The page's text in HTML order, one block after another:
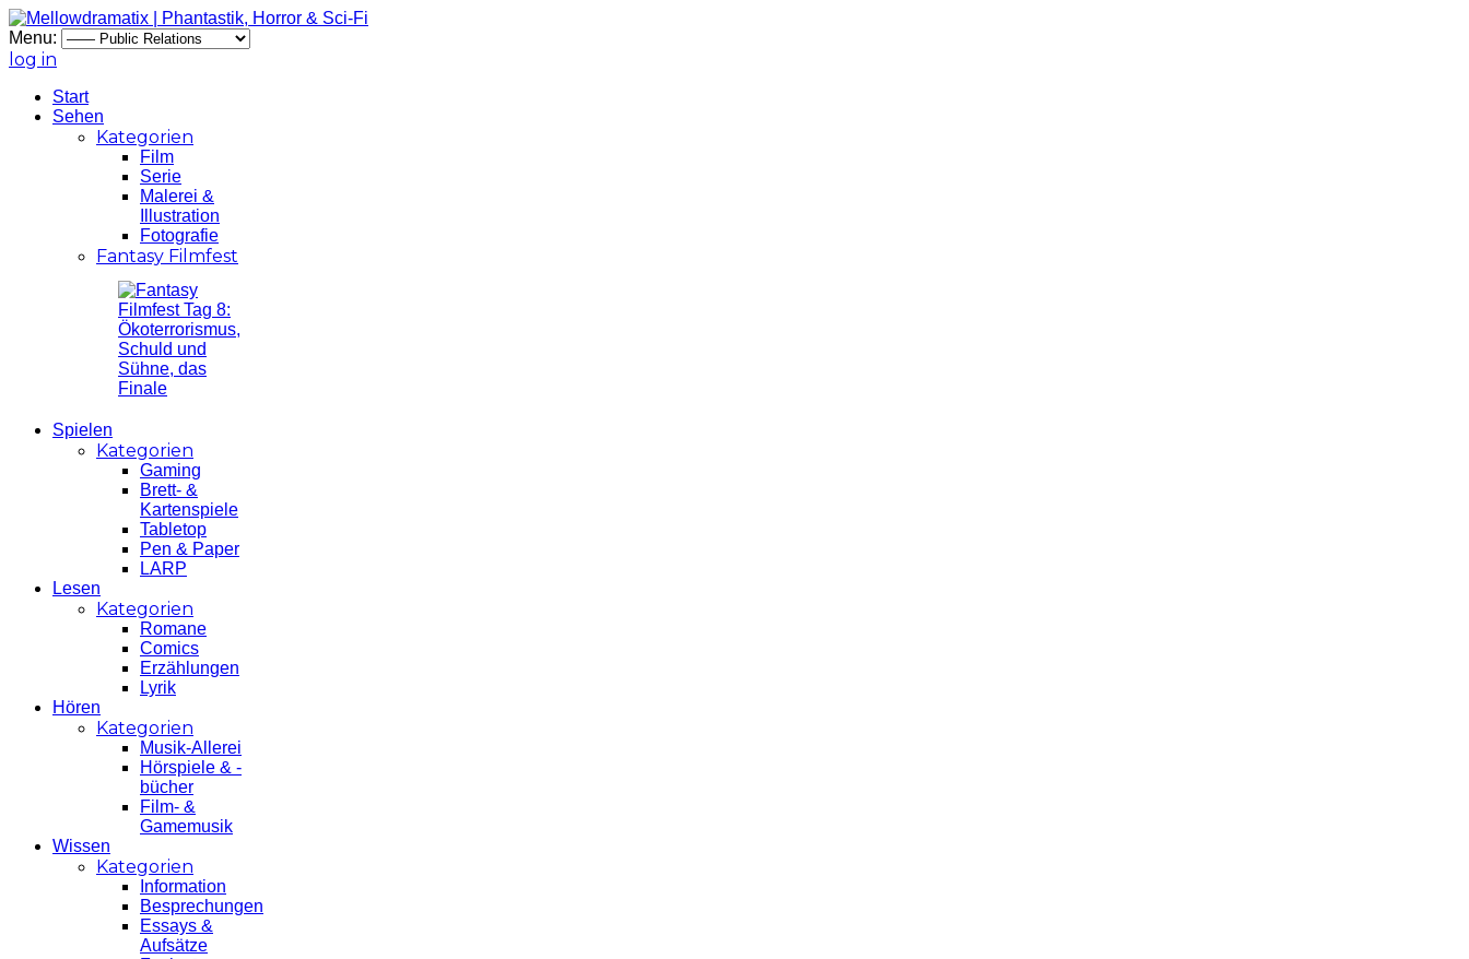
Menu:
log in
Start
Sehen
Kategorien
Film
Serie
Malerei &
Illustration
Fotografie
Fantasy Filmfest
Spielen
Kategorien
Gaming
Brett- &
Kartenspiele
Tabletop
Pen & Paper
LARP
Lesen
Kategorien
Romane
Comics
Erzählungen
Lyrik
Hören
Kategorien
Musik-Allerei
Hörspiele & -
bücher
Film- &
Gamemusik
Wissen
Kategorien
Information
Besprechungen
Essays &
Aufsätze